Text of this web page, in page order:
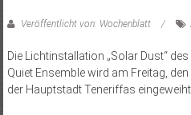
Veröffentlicht von: Wochenblatt
Die Lichtinstallation „Solar Dust“
Quiet Ensemble wird am Freitag,
der Hauptstadt Teneriffas